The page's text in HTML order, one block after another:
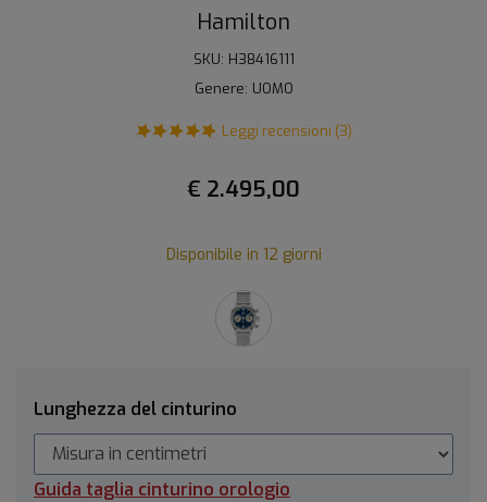
Hamilton
SKU: H38416111
Genere: UOMO
Leggi recensioni (3)
€ 2.495,00
Disponibile in 12 giorni
Lunghezza del cinturino
Guida taglia cinturino orologio